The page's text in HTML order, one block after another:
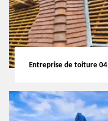
Entreprise de toiture 04